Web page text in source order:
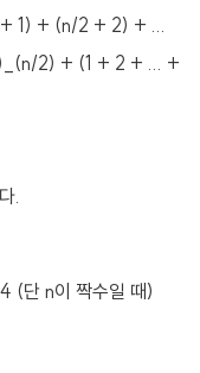
1) + (n/2 + 2) + ...
2) + (1 + 2 + ... +
.
n이 짝수일 때)